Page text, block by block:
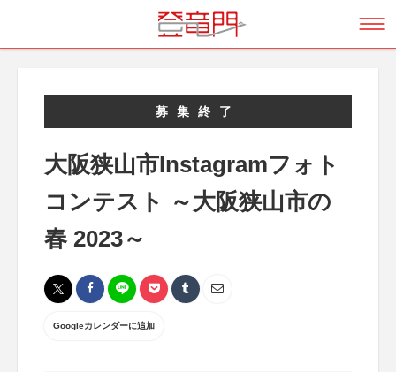
募集終了
大阪狭山市Instagramフォト
コンテスト ～大阪狭山市の
春 2023～
Googleカレンダーに追加